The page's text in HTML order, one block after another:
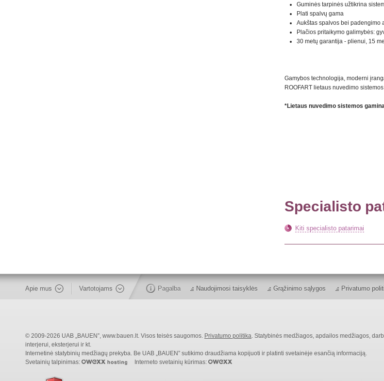
Guminės tarpinės užtikrina
Plati spalvų gama
Aukštas spalvos bei padengimo
Plačios pritaikymo galimybės:
30 metų garantija - plienui, 15
Gamybos technologija, moderni
ROOFART lietaus nuvedimo
*Lietaus nuvedimo sistemos
Specialisto
Kiti specialisto patarimai
Apie mus Vartotojams Pagalba Naudojimosi taisyklės Grąžinimo sąlygos Privatumo
© 2009-2026 UAB „BAUEN”, www.bauen.lt. Visos teisės saugomos. Privatumo politika. Statybinės medžiagos, apdailos medžiagos,
interjerui, eksterjerui ir kt.
Internetinė statybinių medžiagų prekyba. Be UAB „BAUEN” sutikimo draudžiama kopijuoti ir platinti svetainėje esančią informaciją.
Svetainių talpinimas:
Interneto svetainių kūrimas: